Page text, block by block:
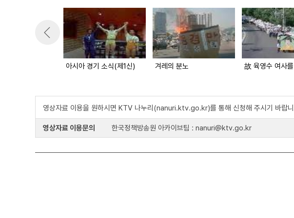
아시아 경기 소식(제1신) 겨레의 분노
영상자료 이용을 원하시면 KTV 나누리(nanuri.ktv.go.kr)를 통해 신청해 주시기 바랍
영상자료 이용문의 한국정책방송원 아카이브팀 : nanuri@ktv.go.kr